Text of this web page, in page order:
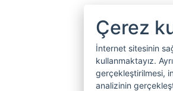
Çerez
İnternet sitesinin
kullanmaktayız.
gerçekleştirilmesi,
analizinin